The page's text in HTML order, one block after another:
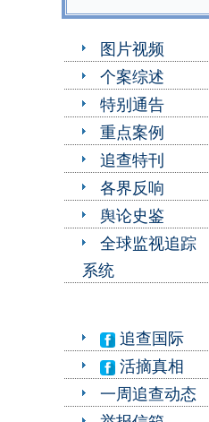
图片视频
个案综述
特别通告
重点案例
追查特刊
各界反响
舆论史鉴
全球监视追踪
系统
追查国际
活摘真相
一周追查动态